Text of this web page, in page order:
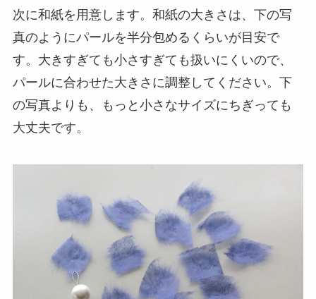
次に和紙を用意します。和紙の大きさは、下の写
真のようにパールを半分包めるくらいが目安で
す。大きすぎても小さすぎても扱いにくいので、
パールに合わせた大きさに調整してください。下
の写真よりも、もっと小さなサイズにちぎっても
大丈夫です。